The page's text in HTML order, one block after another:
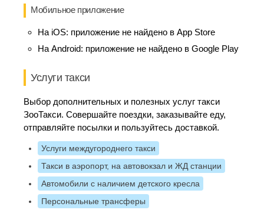
Мобильное приложение
На iOS: приложение не найдено в App Store
На Android: приложение не найдено в Google Play
Услуги такси
Выбор дополнительных и полезных услуг такси
ЗооТакси. Совершайте поездки, заказывайте еду,
отправляйте посылки и пользуйтесь доставкой.
Услуги междугороднего такси
Такси в аэропорт, на автовокзал и ЖД станции
Автомобили с наличием детского кресла
Персональные трансферы